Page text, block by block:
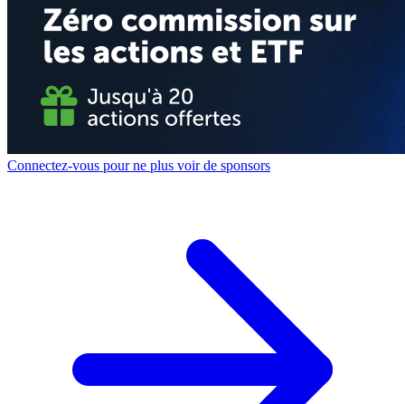
Connectez-vous pour ne plus voir de sponsors